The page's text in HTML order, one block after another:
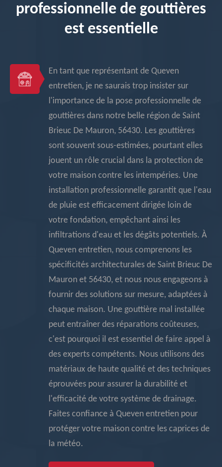
professionnelle de gouttières
est essentielle
En tant que représentant de Queven
entretien, je ne saurais trop insister sur
l'importance de la pose professionnelle de
gouttières dans notre belle région de Saint
Brieuc De Mauron, 56430. Les gouttières
sont souvent sous-estimées, pourtant elles
jouent un rôle crucial dans la protection de
votre maison contre les intempéries. Une
installation professionnelle garantit que l'eau
de pluie est efficacement dirigée loin de
votre fondation, empêchant ainsi les
infiltrations d'eau et les dégâts potentiels. À
Queven entretien, nous comprenons les
spécificités architecturales de Saint Brieuc De
Mauron et 56430, et nous nous engageons à
fournir des solutions sur mesure, adaptées à
chaque maison. Une gouttière mal installée
peut entraîner des réparations coûteuses,
c'est pourquoi il est essentiel de faire appel à
des experts compétents. Nous utilisons des
matériaux de haute qualité et des techniques
éprouvées pour assurer la durabilité et
l'efficacité de votre système de drainage.
Faites confiance à Queven entretien pour
protéger votre maison contre les caprices de
la météo.